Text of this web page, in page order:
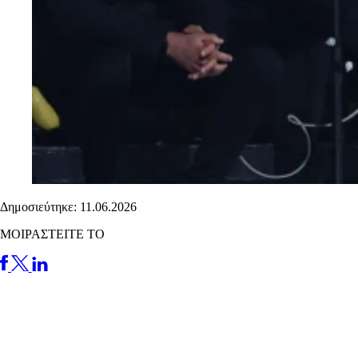
Δημοσιεύτηκε: 11.06.2026
ΜΟΙΡΑΣΤΕΙΤΕ ΤΟ